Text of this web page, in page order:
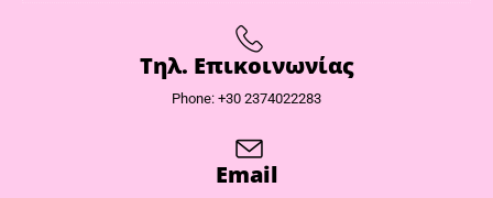
Τηλ. Επικοινωνίας
Phone: +30 2374022283
Email